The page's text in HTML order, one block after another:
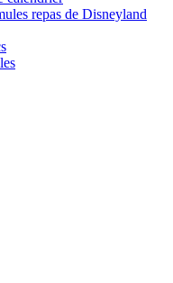
repas de Disneyland